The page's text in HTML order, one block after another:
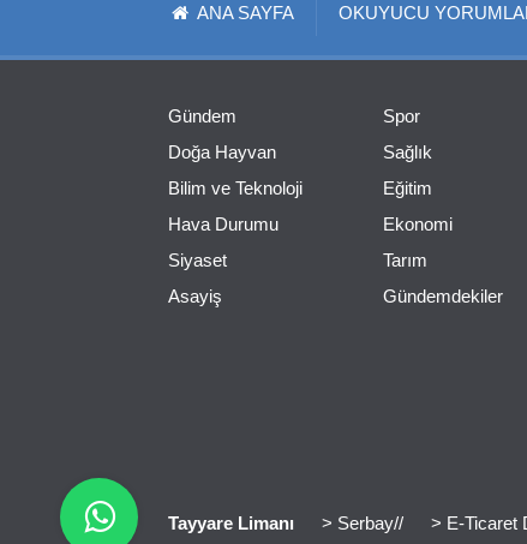
ANA SAYFA OKUYUCU
Gündem
Doğa Hayvan
Bilim ve Teknoloji
Hava Durumu
Siyaset
Asayiş
Spor
Sağlık
Eğitim
Ekonomi
Tarım
Gündemdekiler
Tayyare Limanı > Serbay// > E-Ticaret